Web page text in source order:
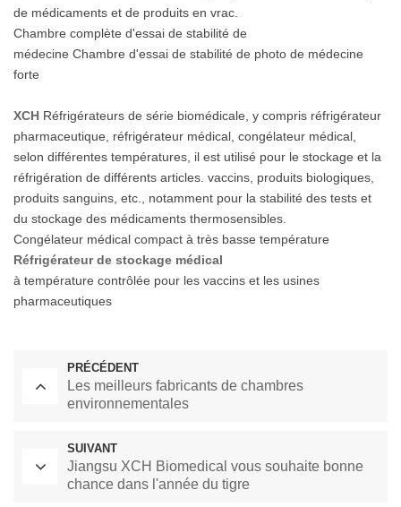
de médicaments et de produits en vrac.
Chambre complète d'essai de stabilité de
médecine Chambre d'essai de stabilité de photo de médecine
forte
XCH Réfrigérateurs de série biomédicale, y compris réfrigérateur
pharmaceutique, réfrigérateur médical, congélateur médical,
selon différentes températures, il est utilisé pour le stockage et la
réfrigération de différents articles. vaccins, produits biologiques,
produits sanguins, etc., notamment pour la stabilité des tests et
du stockage des médicaments thermosensibles.
Congélateur médical compact à très basse température
Réfrigérateur de stockage médical
à température contrôlée pour les vaccins et les usines
pharmaceutiques
PRÉCÉDENT
Les meilleurs fabricants de chambres
environnementales
SUIVANT
Jiangsu XCH Biomedical vous souhaite bonne
chance dans l'année du tigre